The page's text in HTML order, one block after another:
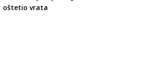
oštetio vrata